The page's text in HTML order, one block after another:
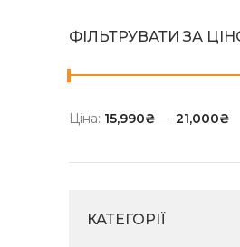
ФІЛЬТРУВАТИ ЗА
Ціна: 15,990₴ — 21,000₴
КАТЕГОРІЇ